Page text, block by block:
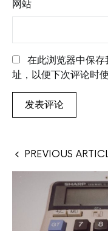
网站
在此浏览器中保
址，以便下次评论时使
PREVIOUS